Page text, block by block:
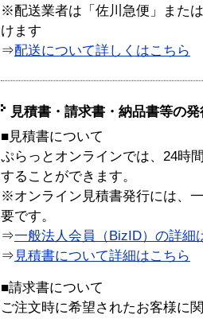
※配送業者は「佐川急便」また
けます
⇒配送について詳しくはこちら
見積書・請求書・納品書等の
■見積書について
ぷらっとオンラインでは、24時
することができます。
※オンライン見積書発行には、
要です。
⇒一般法人会員（BizID）の詳細
⇒ 見積書について詳細はこちら
■請求書について
ご注文時に希望されたお客様に